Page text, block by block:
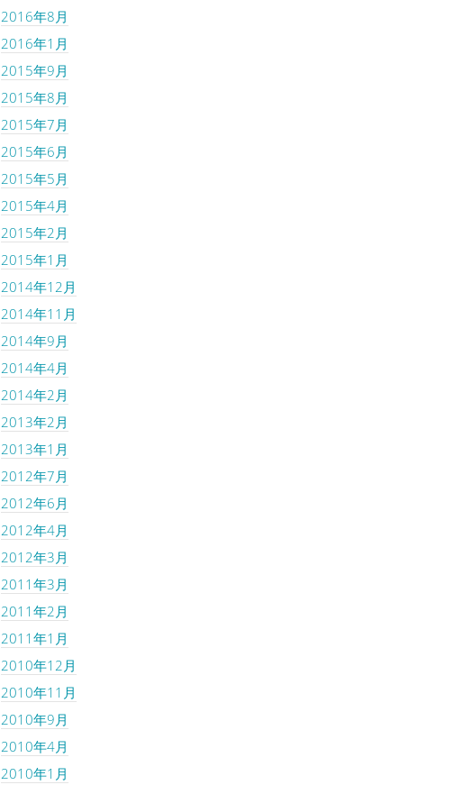
2016年8月
2016年1月
2015年9月
2015年8月
2015年7月
2015年6月
2015年5月
2015年4月
2015年2月
2015年1月
2014年12月
2014年11月
2014年9月
2014年4月
2014年2月
2013年2月
2013年1月
2012年7月
2012年6月
2012年4月
2012年3月
2011年3月
2011年2月
2011年1月
2010年12月
2010年11月
2010年9月
2010年4月
2010年1月